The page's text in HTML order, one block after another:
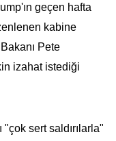
geçen hafta
kabine
Bakanı Pete
izahat istediği
"çok sert saldırılarla"